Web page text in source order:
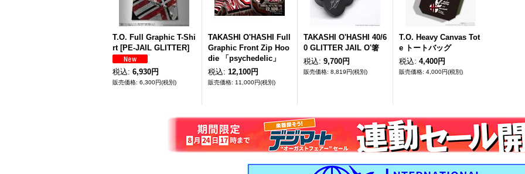
T.O. Full Graphic T-Shi
rt [PE-JAIL GLITTER]
6,300円(税別)
税込: 6,930円
TAKASHI O'HASHI Full
Graphic Front Zip Hoo
die 「psychedelic」
11,000円(税別)
税込: 12,100円
TAKASHI O'HASHI 40/6
0 GLITTER JAIL O'箸
8,819円(税別)
税込: 9,700円
T.O. Heavy Canvas Tot
e トートバッグ
4,000円(税別)
税込: 4,400円